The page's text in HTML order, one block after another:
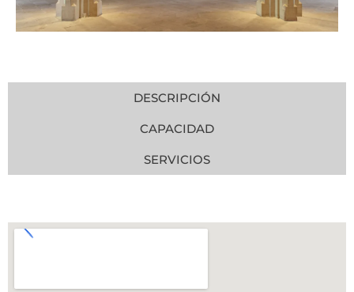
DESCRIPCIÓN
CAPACIDAD
SERVICIOS